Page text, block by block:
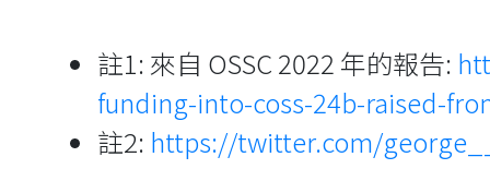
註1: 來自 OSSC 2022 年的報告:
funding-into-coss-24b-raised-
註2: https://twitter.com/